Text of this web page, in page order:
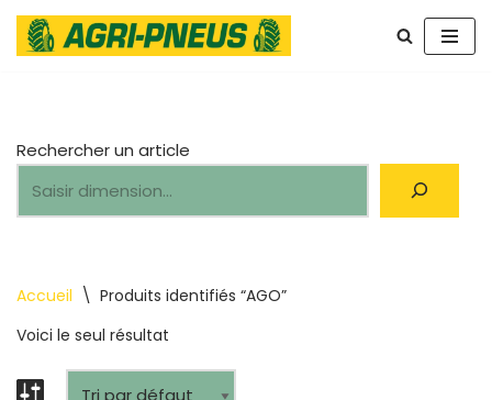
Aller
Accueil \ Produits identifiés “AGO”
Voici le seul résultat
Rechercher un article